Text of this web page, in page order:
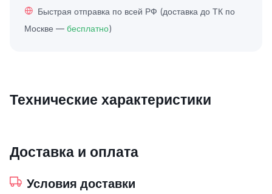
Быстрая отправка по всей РФ (доставка до ТК по
Москве — бесплатно)
Технические характеристики
Доставка и оплата
Условия доставки